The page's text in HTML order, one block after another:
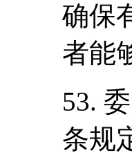
确保
者能
53.
条规